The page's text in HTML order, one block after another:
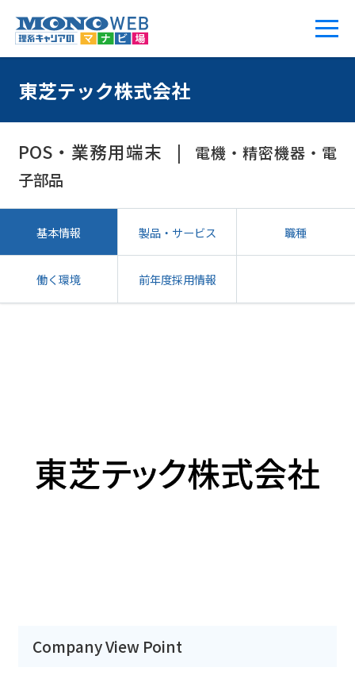
東芝テック株式会社
POS・業務用端末
電機・精密機器・電
子部品
基本情報 製品・サービス 職種
働く環境 前年度採用情報
Company View Point